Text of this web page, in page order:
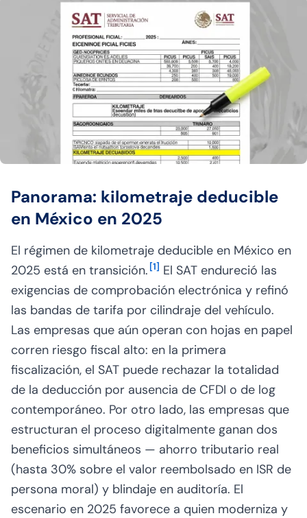
Panorama: kilometraje deducible
en México en 2025
El régimen de kilometraje deducible en México en
2025 está en transición. [1] El SAT endureció las
exigencias de comprobación electrónica y refinó
las bandas de tarifa por cilindraje del vehículo.
Las empresas que aún operan con hojas en papel
corren riesgo fiscal alto: en la primera
fiscalización, el SAT puede rechazar la totalidad
de la deducción por ausencia de CFDI o de log
contemporáneo. Por otro lado, las empresas que
estructuran el proceso digitalmente ganan dos
beneficios simultáneos — ahorro tributario real
(hasta 30% sobre el valor reembolsado en ISR de
persona moral) y blindaje en auditoría. El
escenario en 2025 favorece a quien moderniza y